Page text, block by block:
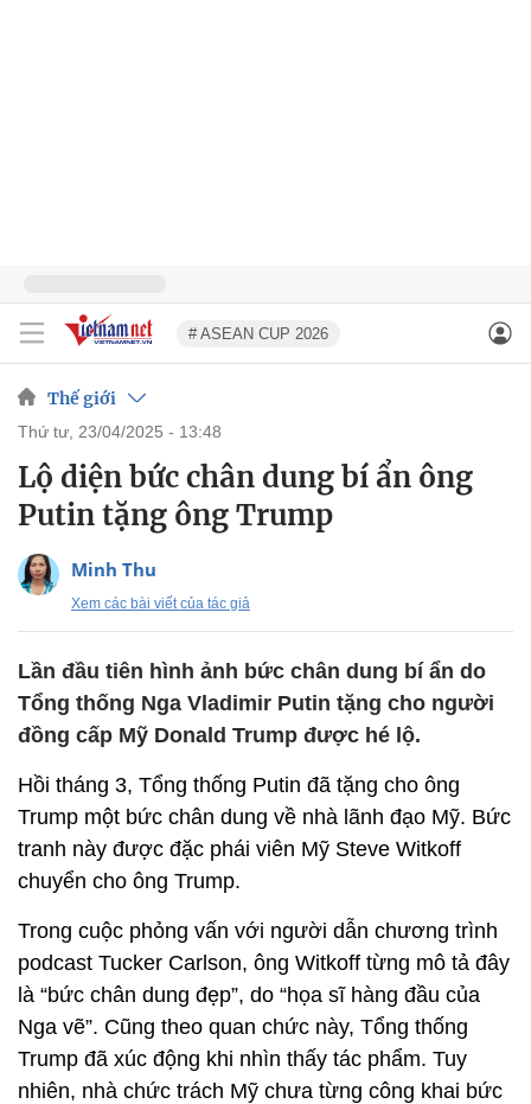
# ASEAN CUP 2026
Thế giới
thứ tư, 23/04/2025 - 13:48
Lộ diện bức chân dung bí ẩn ông
Putin tặng ông Trump
Minh Thu
Xem các bài viết của tác giả
Lần đầu tiên hình ảnh bức chân dung bí ẩn do
Tổng thống Nga Vladimir Putin tặng cho người
đồng cấp Mỹ Donald Trump được hé lộ.
Hồi tháng 3, Tổng thống Putin đã tặng cho ông
Trump một bức chân dung về nhà lãnh đạo Mỹ. Bức
tranh này được đặc phái viên Mỹ Steve Witkoff
chuyển cho ông Trump.
Trong cuộc phỏng vấn với người dẫn chương trình
podcast Tucker Carlson, ông Witkoff từng mô tả đây
là “bức chân dung đẹp”, do “họa sĩ hàng đầu của
Nga vẽ”. Cũng theo quan chức này, Tổng thống
Trump đã xúc động khi nhìn thấy tác phẩm. Tuy
nhiên, nhà chức trách Mỹ chưa từng công khai bức